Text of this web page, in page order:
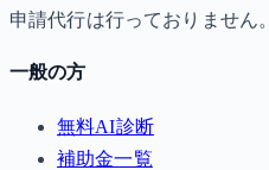
申請代行は行っておりません。
一般の方
無料AI診断
補助金一覧